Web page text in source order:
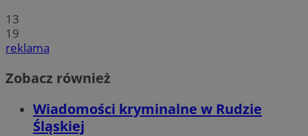
13
19
reklama
Zobacz również
Wiadomości kryminalne w Rudzie
Śląskiej